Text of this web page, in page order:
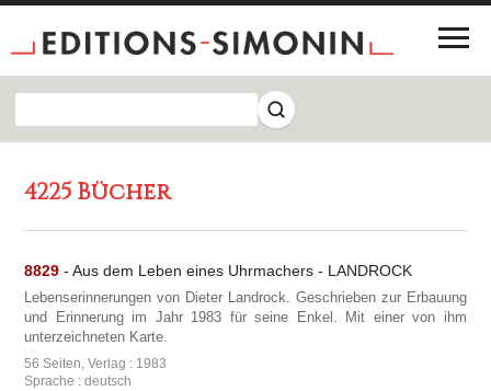
4225 Bücher
8829 - Aus dem Leben eines Uhrmachers - LANDROCK
Lebenserinnerungen von Dieter Landrock. Geschrieben zur Erbauung
und Erinnerung im Jahr 1983 für seine Enkel. Mit einer von ihm
unterzeichneten Karte.
56 Seiten, Verlag : 1983
Sprache : deutsch